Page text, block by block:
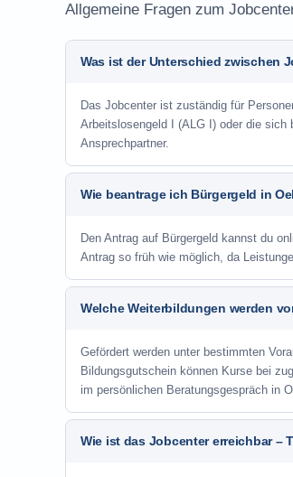
Allgemeine Fragen zum
Was ist der Unterschied zwischen
Das Jobcenter ist zuständig für
Arbeitslosengeld I (ALG I) oder die sich
Ansprechpartner.
Wie beantrage ich Bürgergeld in
Den Antrag auf Bürgergeld kannst du
Antrag so früh wie möglich, da
Welche Weiterbildungen werden
Gefördert werden unter bestimmten
Bildungsgutschein können Kurse bei
im persönlichen Beratungsgespräch in
Wie ist das Jobcenter erreichbar –